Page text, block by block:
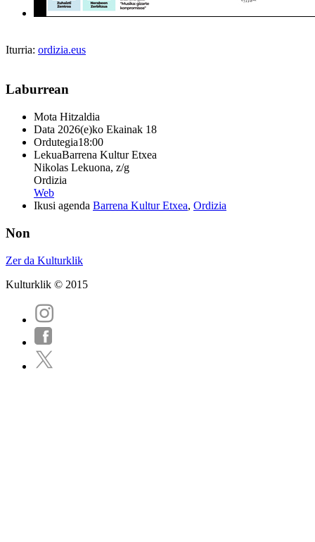
Iturria: ordizia.eus
Laburrean
Mota Hitzaldia
Data 2026(e)ko Ekainak 18
Ordutegia18:00
LekuaBarrena Kultur Etxea
Nikolas Lekuona, z/g
Ordizia
Web
Ikusi agenda Barrena Kultur Etxea, Ordizia
Non
Zer da Kulturklik
Kulturklik © 2015